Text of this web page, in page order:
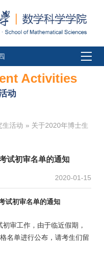
Activities
动
生活动 » 关于2020年博士生
试初审名单的通知
2020-01-15
试初审名单的通知
审工作，由于临近假期，
名单进行公布，请考生们留